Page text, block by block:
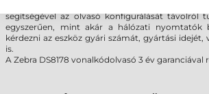
segítségével az olvasó konfigurálását távolról
egyszerűen, mint akár a hálózati nyomtatók
kérdezni az eszköz gyári számát, gyártási
is.
A Zebra DS8178 vonalkódolvasó 3 év garanciával